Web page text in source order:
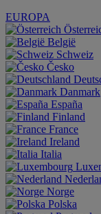
EUROPA
België
Schweiz
Česko
Danmark
España
Finland
France
Ireland
Italia
Norge
Polska